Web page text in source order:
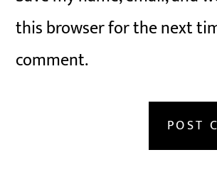
this browser for the next
comment.